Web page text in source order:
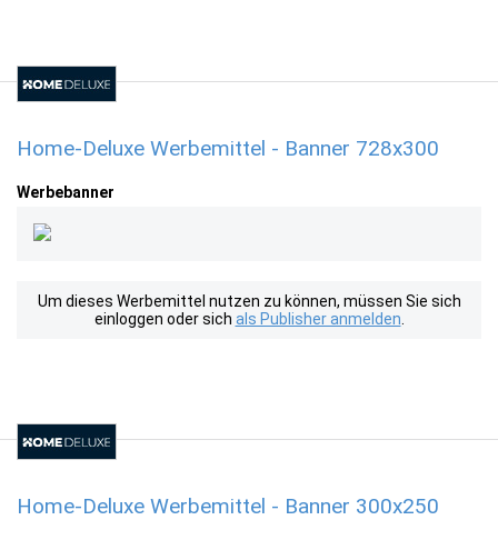
Home-Deluxe Werbemittel - Banner 728x300
Werbebanner
Um dieses Werbemittel nutzen zu können, müssen Sie sich
einloggen oder sich als Publisher anmelden
Home-Deluxe Werbemittel - Banner 300x250